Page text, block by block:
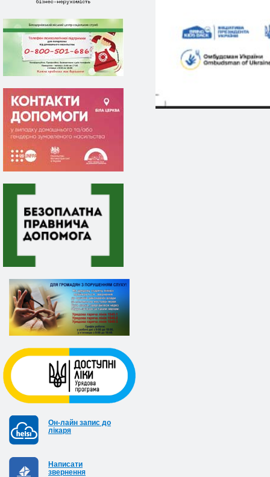
Он-лайн запис до
лікаря
Написати
звернення